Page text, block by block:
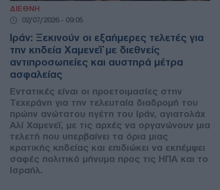
ΔΙΕΘΝΗ
02/07/2026 - 09:05
Ιράν: Ξεκινούν οι εξαήμερες τελετές για
την κηδεία Χαμενεΐ με διεθνείς
αντιπροσωπείες και αυστηρά μέτρα
ασφαλείας
Εντατικές είναι οι προετοιμασίες στην
Τεχεράνη για την τελευταία διαδρομή του
πρώην ανώτατου ηγέτη του Ιράν, αγιατολάχ
Αλί Χαμενεΐ, με τις αρχές να οργανώνουν μια
τελετή που υπερβαίνει τα όρια μιας
κρατικής κηδείας και επιδιώκει να εκπέμψει
σαφές πολιτικό μήνυμα προς τις ΗΠΑ και το
Ισραήλ.